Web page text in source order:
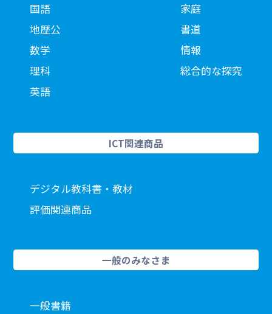
国語
地歴公
数学
理科
英語
家庭
書道
情報
総合的な探究
ICT関連商品
デジタル教科書・教材
評価関連商品
一般のみなさま
一般書籍